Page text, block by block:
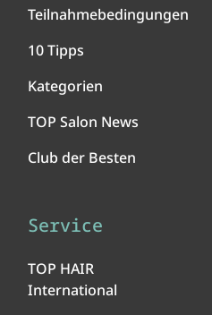
Teilnahmebedingungen
10 Tipps
Kategorien
TOP Salon News
Club der Besten
Service
TOP HAIR
International